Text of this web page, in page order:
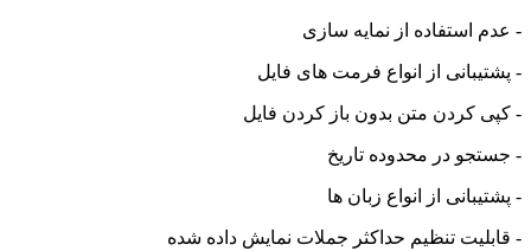
- عدم استفاده از نمایه سازی
- پشتیبانی از انواع فرمت های فایل
- کپی کردن متن بدون باز کردن فایل
- جستجو در محدوده تاریخ
- پشتیبانی از انواع زبان ها
- قابلیت تنظیم حداکثر جملات نمایش داده شده